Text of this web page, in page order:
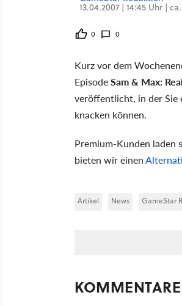
13.04.2007 | 14:45 Uhr |
0 0
Kurz vor dem
EpisodeSam & Max:
veröffentlicht, in der Sie
knacken können.
Premium-Kunden laden
bieten wir einen
Artikel News GameStar
KOMMENTARE